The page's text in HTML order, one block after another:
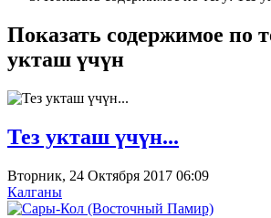
Показать содержимое по
укташ үчүн
Тез укташ үчүн...
Вторник, 24 Октября 2017 06:09
Калганы